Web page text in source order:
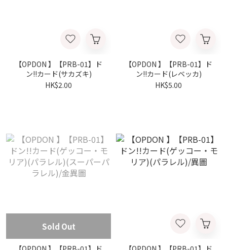
【OPDON 】【PRB-01】ド
ン!!カード(サカズキ)
HK$2.00
【OPDON 】【PRB-01】ド
ン!!カード(レベッカ)
HK$5.00
Sold Out